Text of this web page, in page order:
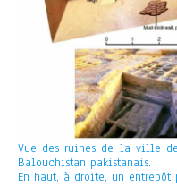
Vue des ruines de la ville
Balouchistan pakistanais.
En haut, à droite, un entrepôt